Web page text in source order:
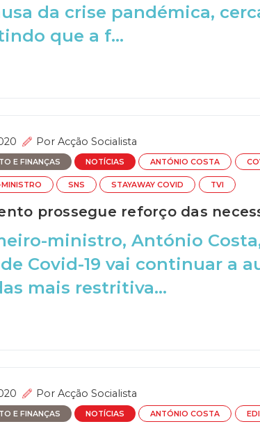
da crise pandémica,
que a f...
Por Acção Socialista
E FINANÇAS NOTÍCIAS ANTÓNIO COSTA
SNS STAYAWAY COVID TVI
prossegue reforço das
ministro, António
Covid-19 vai continuar a
mais restritiva...
Por Acção Socialista
E FINANÇAS NOTÍCIAS ANTÓNIO COSTA